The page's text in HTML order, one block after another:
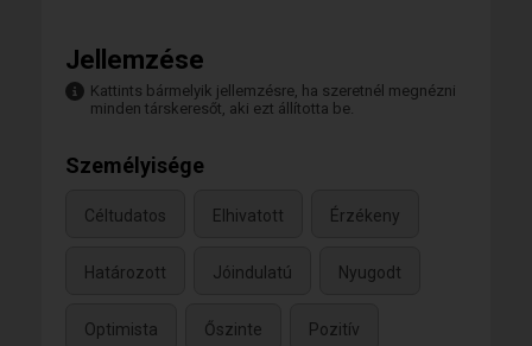
Jellemzése
Kattints bármelyik jellemzésre, ha szeretnél megnézni
minden társkeresőt, aki ezt állította be.
Személyisége
Céltudatos Elhivatott Érzékeny
Határozott Jóindulatú Nyugodt
Optimista Őszinte Pozitív